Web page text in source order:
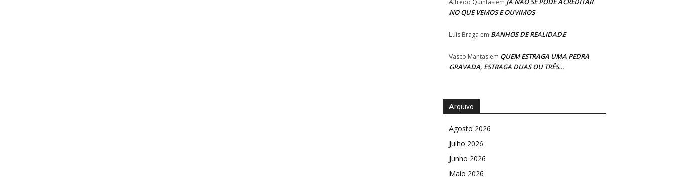
Alfredo Quintas em
NO QUE VEMOS E OUVIMOS
Luis Braga em BANHOS DE REALIDADE
Vasco Mantas em QUEM ESTRAGA UMA PEDRA
GRAVADA, ESTRAGA DUAS OU TRÊS…
Arquivo
Agosto 2026
Julho 2026
Junho 2026
Maio 2026